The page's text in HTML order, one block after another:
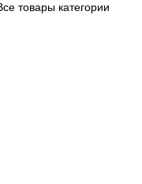
товары категории